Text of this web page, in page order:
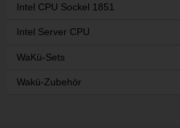
Intel CPU Sockel 1851
Intel Server CPU
WaKü-Sets
Wakü-Zubehör